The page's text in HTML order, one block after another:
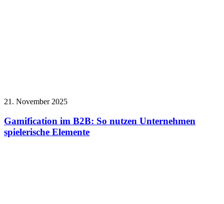
21. November 2025
Gamification im B2B: So nutzen Unternehmen
spielerische Elemente